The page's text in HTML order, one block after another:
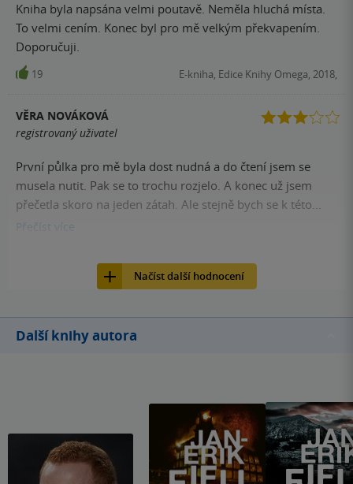
Kniha byla napsána velmi poutavě. Neměla hluchá místa.
To velmi cením. Konec byl pro mě velkým překvapením.
Doporučuji.
19 E-kniha, Edice Knihy Omega, 2018,
VĚRA NOVÁKOVÁ
registrovaný uživatel
První půlka pro mě byla dost nudná a do čtení jsem se
musela nutit. Pak se to trochu rozjelo. A konec už jsem
přečetla skoro na jeden zátah. Ale stejně bych se k této
knize už víc nevracela.
Přečíst
Načíst další hodnocení
Další knihy autora